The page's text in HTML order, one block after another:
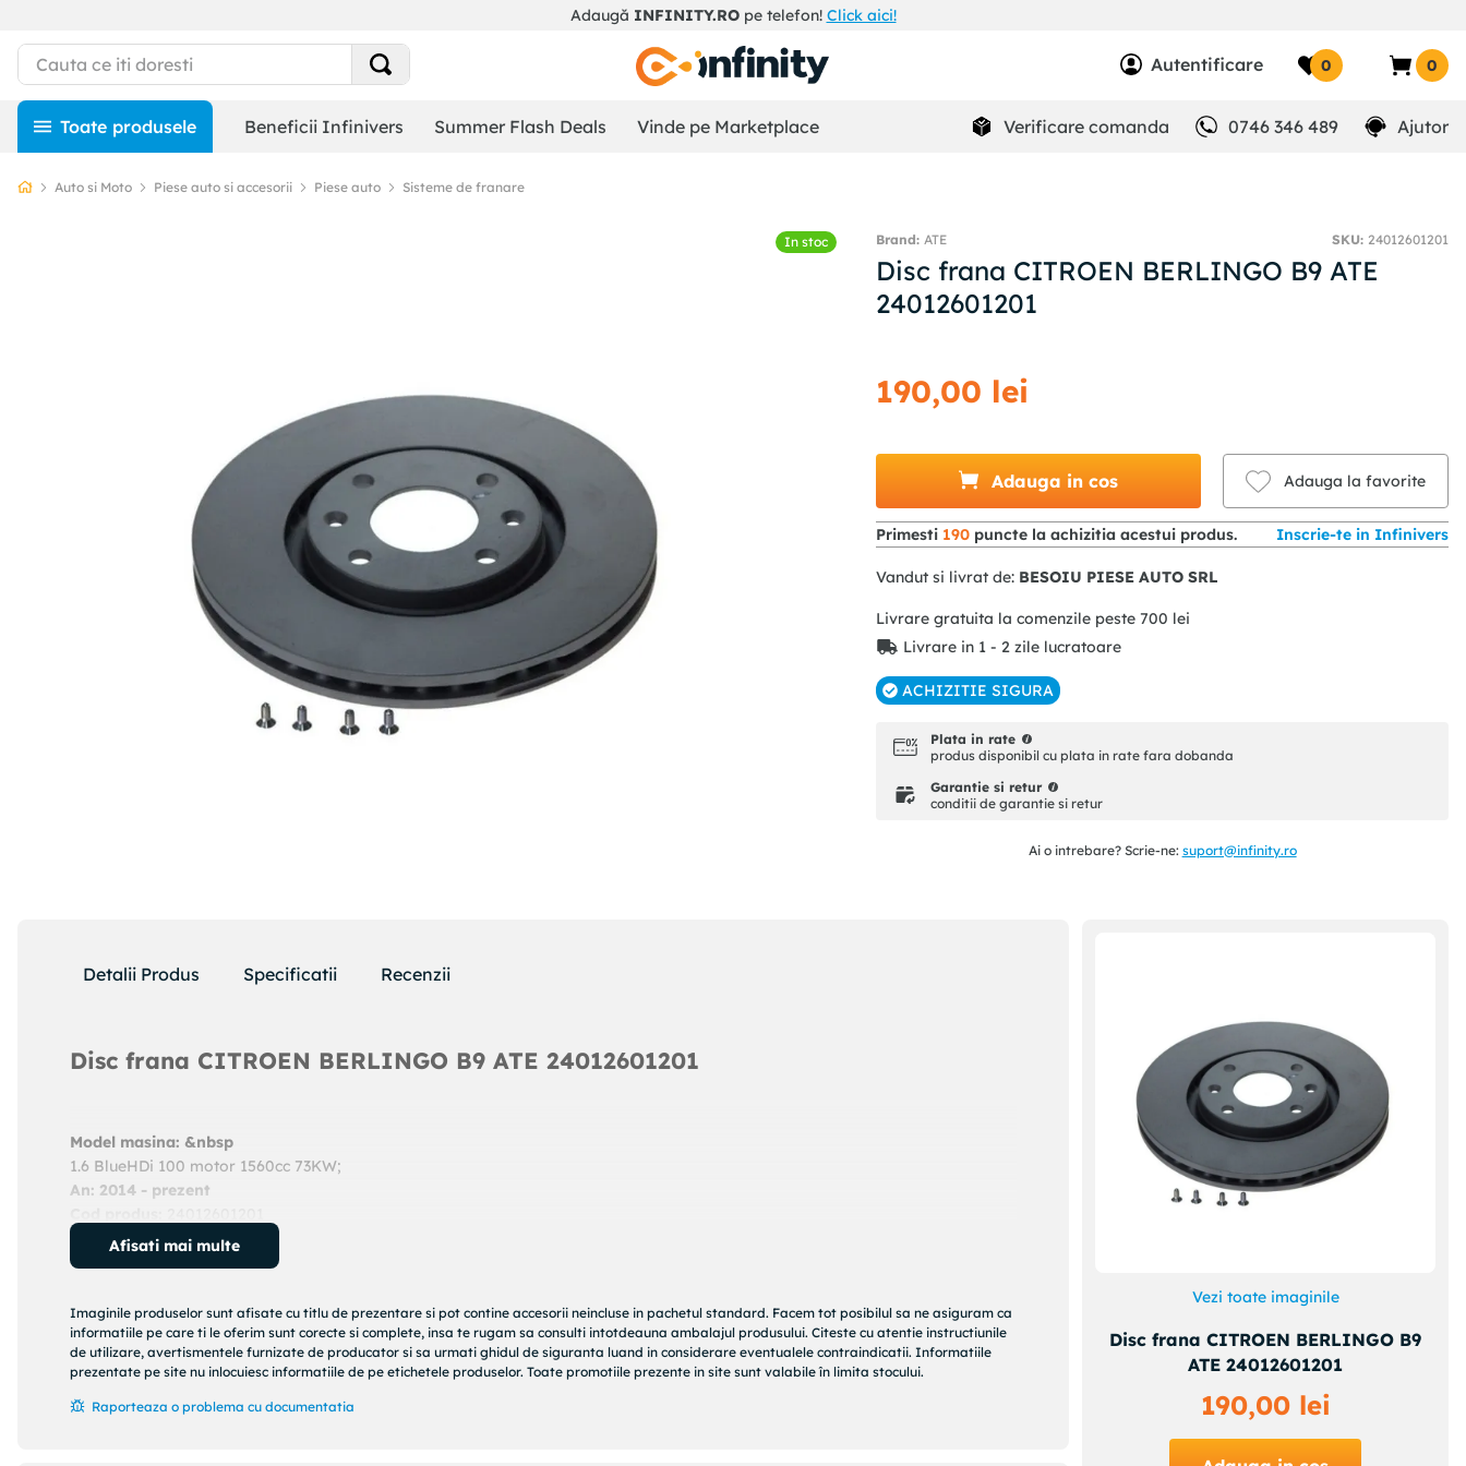
Adaugă INFINITY.ROpe telefon! Click aici!
Autentificare 0 0
Beneficii Infinivers Summer Flash Deals Vinde pe Marketplace Verificare comanda 0746 346 489 Ajutor
Auto si Moto Piese auto si accesorii Piese auto Sisteme de franare
In stoc ATE SKU: 24012601201
Disc frana CITROEN BERLINGO B9 ATE
24012601201
190,00 lei
Adauga in cos Adauga la favorite
Primesti 190 puncte la achizitia acestui produs. Inscrie-te in Infinivers
Vandut si livrat de: BESOIU PIESE AUTO SRL
Livrare gratuita la comenzile peste 700 lei
Livrare in 1 - 2 zile lucratoare
ACHIZITIE SIGURA
Plata in rate
produs disponibil cu plata in rate fara dobanda
Garantie si retur
conditii de garantie si retur
Ai o intrebare? Scrie-ne: suport@infinity.ro
Detalii Produs Specificatii Recenzii
Disc frana CITROEN BERLINGO B9 ATE 24012601201
Model masina: &nbsp
1.6 BlueHDi 100 motor 1560cc 73KW;
An: 2014 - prezent
Producator:ATE
Denumire produs:
Disc frana
Specificatii produs:
Articol completare/Info suplimentar 2 : cu suruburi
Diametru [mm] : 283
Grosime disc frana [mm] : 26
Grosime minima [mm] : 24
Afisati mai multe
Imaginile produselor sunt afisate cu titlu de prezentare si pot contine accesorii neincluse in pachetul standard. Facem tot posibilul sa ne asiguram ca
informatiile pe care ti le oferim sunt corecte si complete, insa te rugam sa consulti intotdeauna ambalajul produsului. Citeste cu atentie instructiunile
de utilizare, avertismentele furnizate de producator si sa urmati ghidul de siguranta luand in considerare eventualele contraindicatii. Informatiile
prezentate pe site nu inlocuiesc informatiile de pe etichetele produselor. Toate promotiile prezente in site sunt valabile în limita stocului.
Raporteaza o problema cu documentatia
Vezi toate imaginile
Disc frana CITROEN BERLINGO B9
ATE 24012601201
190,00 lei